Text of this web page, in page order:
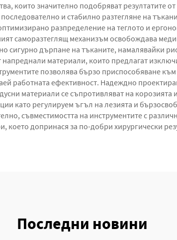
които значително подобряват резултатите
и стабилно разтегляне на
разпределение на теглото и
саморазтеглящ механизъм освобождава
сигурно дърпане на тъканите, намалявайки
материали, които предлагат
позволява бързо приспособяване
работната ефективност. Надеждно
материали се съпротивляват на корозията
като регулируем ъгъл на лезията и
съвместимостта на инструментите с
допринася за по-добри хирургически
Последни новини